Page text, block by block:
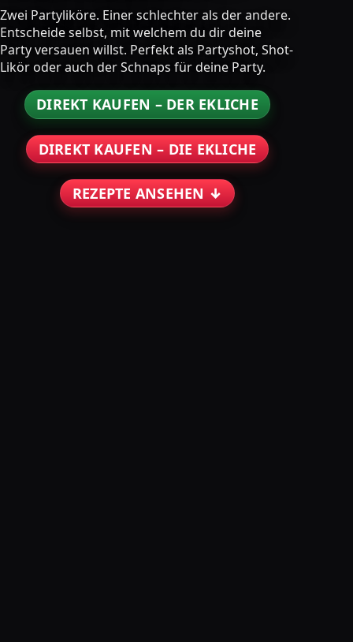
Zwei Partyliköre. Einer schlechter als der andere.
Entscheide selbst, mit welchem du dir deine
Party versauen willst. Perfekt als Partyshot, Shot-
Likör oder auch der Schnaps für deine Party.
DIREKT KAUFEN – DER EKLICHE
DIREKT KAUFEN – DIE EKLICHE
REZEPTE ANSEHEN ↓